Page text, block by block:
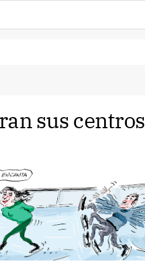
sus centros